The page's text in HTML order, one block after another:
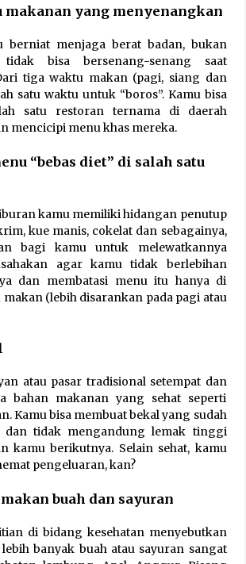
makanan yang menyenangkan
berniat menjaga berat badan, bukan
bisa bersenang-senang saat
tiga waktu makan (pagi, siang dan
satu waktu untuk “boros”. Kamu bisa
satu restoran ternama di daerah
mencicipi menu khas mereka.
“bebas diet” di salah satu
kamu memiliki hidangan penutup
kue manis, cokelat dan sebagainya,
bagi kamu untuk melewatkannya
agar kamu tidak berlebihan
dan membatasi menu itu hanya di
makan (lebih disarankan pada pagi atau
atau pasar tradisional setempat dan
bahan makanan yang sehat seperti
Kamu bisa membuat bekal yang sudah
dan tidak mengandung lemak tinggi
kamu berikutnya. Selain sehat, kamu
pengeluaran, kan?
buah dan sayuran
di bidang kesehatan menyebutkan
banyak buah atau sayuran sangat